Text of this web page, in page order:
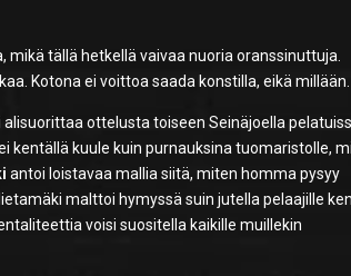
mikä tällä hetkellä vaivaa nuoria oranssinuttuja.
Kotona ei voittoa saada konstilla, eikä millään.
ottelusta toiseen Seinäjoella
kentällä kuule kuin purnauksina tuomaristolle,
antoi loistavaa mallia siitä, miten homma pysyy
malttoi hymyssä suin jutella pelaajille
voisi suositella kaikille muillekin